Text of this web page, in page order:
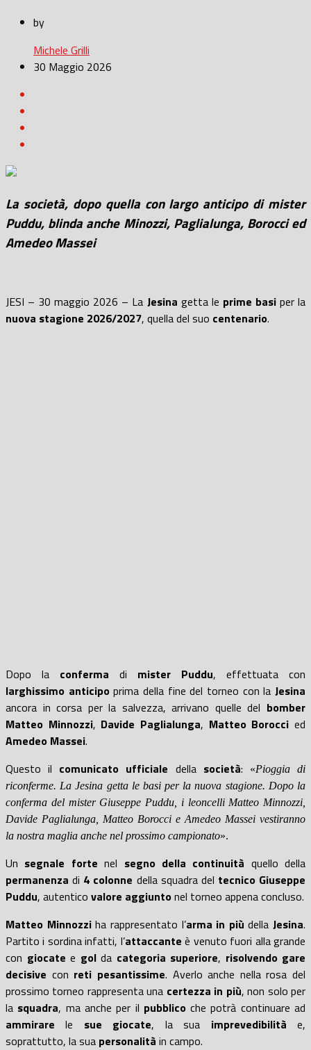
by
Michele Grilli
30 Maggio 2026
La società, dopo quella con largo anticipo di mister
Puddu, blinda anche Minozzi, Paglialunga, Borocci ed
Amedeo Massei
JESI – 30 maggio 2026 – La Jesina getta le prime basi per la
nuova stagione 2026/2027, quella del suo centenario.
Dopo la conferma di mister Puddu, effettuata con
larghissimo anticipoprima della fine del torneo con laJesina
ancora in corsa per la salvezza, arrivano quelle del bomber
Matteo Minnozzi, Davide Paglialunga, Matteo Boroccied
Amedeo Massei.
Questo il comunicato ufficiale della società: «Pioggia di
riconferme. La Jesina getta le basi per la nuova stagione. Dopo la
conferma del mister Giuseppe Puddu, i leoncelli Matteo Minnozzi,
Davide Paglialunga, Matteo Borocci e Amedeo Massei vestiranno
la nostra maglia anche nel prossimo campionato».
Un segnale forte nel segno della continuità quello della
permanenza di 4 colonne della squadra del tecnico Giuseppe
Puddu, autentico valore aggiuntonel torneo appena concluso.
Matteo Minnozziha rappresentato l’arma in più della Jesina.
Partito i sordina infatti, l’attaccante è venuto fuori alla grande
con giocate e gol da categoria superiore, risolvendo gare
decisive con reti pesantissime. Averlo anche nella rosa del
prossimo torneo rappresenta una certezza in più, non solo per
la squadra, ma anche per il pubblicoche potrà continuare ad
ammirare le sue giocate, la sua imprevedibilità e,
soprattutto, la sua personalità in campo.